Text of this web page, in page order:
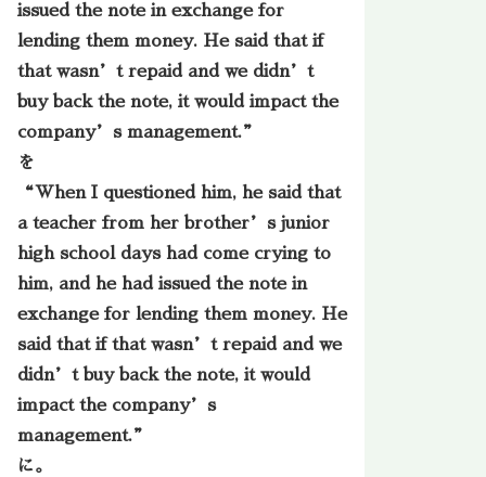
issued the note in exchange for
lending them money. He said that if
that wasn’t repaid and we didn’t
buy back the note, it would impact the
company’s management.”
を
“When I questioned him, he said that
a teacher from her brother’s junior
high school days had come crying to
him, and he had issued the note in
exchange for lending them money. He
said that if that wasn’t repaid and we
didn’t buy back the note, it would
impact the company’s
management.”
に。